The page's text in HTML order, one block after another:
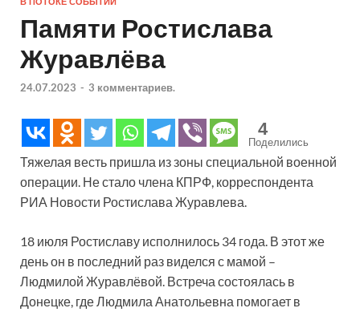
Памяти Ростислава
Журавлёва
24.07.2023 - 3 комментариев.
4
Поделились
Тяжелая весть пришла из зоны специальной военной
операции. Не стало члена КПРФ, корреспондента
РИА Новости Ростислава Журавлева.
18 июля Ростиславу исполнилось 34 года. В этот же
день он в последний раз виделся с мамой –
Людмилой Журавлёвой. Встреча состоялась в
Донецке, где Людмила Анатольевна помогает в